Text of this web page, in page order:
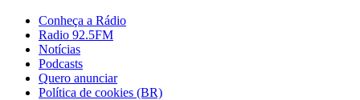
Conheça a Rádio
Radio 92.5FM
Notícias
Podcasts
Quero anunciar
Política de cookies (BR)